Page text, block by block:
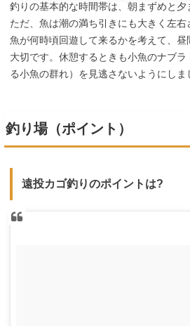
釣りの基本的な時間帯は、朝まずめと夕
ただ、魚は潮の満ち引きにも大きく左
魚が何時頃回遊して来るかを考えて、
大切です。休憩するときも小魚のナブラ
る小魚の群れ）を見逃さないようにしま
釣り場（ポイント）
遠投カゴ釣りのポイントは?